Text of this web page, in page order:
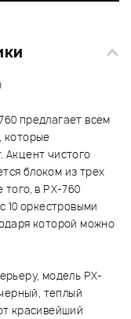
предлагает всем
которые
Акцент чистого
блоком из трех
в PX-760
10 оркестровыми
которой можно
модель PX-
теплый
красивейший